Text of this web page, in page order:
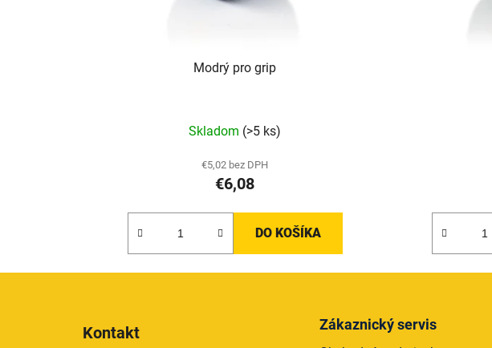
Modrý pro grip
Skladom (>5 ks)
€5,02 bez DPH
€6,08
DO KOŠÍKA
Kontakt Zákaznický servis